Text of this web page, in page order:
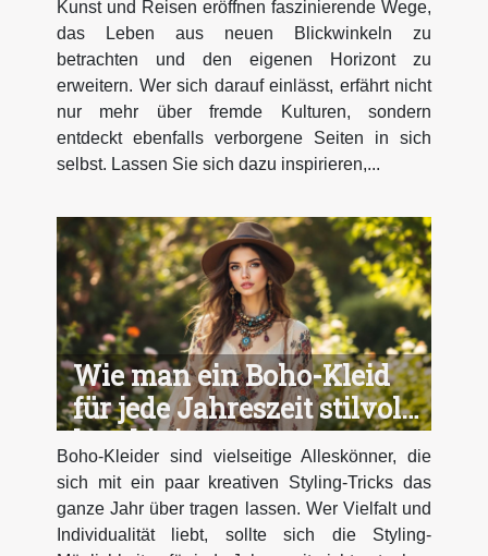
Kunst und Reisen eröffnen faszinierende Wege,
das Leben aus neuen Blickwinkeln zu
betrachten und den eigenen Horizont zu
erweitern. Wer sich darauf einlässt, erfährt nicht
nur mehr über fremde Kulturen, sondern
entdeckt ebenfalls verborgene Seiten in sich
selbst. Lassen Sie sich dazu inspirieren,...
Wie man ein Boho-Kleid
für jede Jahreszeit stilvoll
kombiniert
Boho-Kleider sind vielseitige Alleskönner, die
sich mit ein paar kreativen Styling-Tricks das
ganze Jahr über tragen lassen. Wer Vielfalt und
Individualität liebt, sollte sich die Styling-